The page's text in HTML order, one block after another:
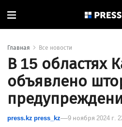
Главная Все новости
В 15 областях
объявлено
press.kz press_kz 9 ноября 2024 г.